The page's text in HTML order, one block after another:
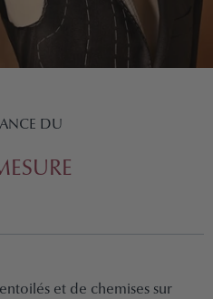
DU
et de chemises sur